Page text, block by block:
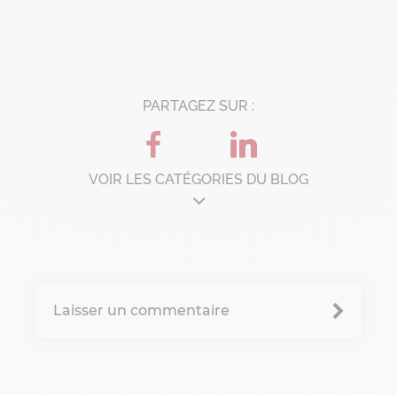
PARTAGEZ SUR :
VOIR LES CATÉGORIES DU BLOG
Change management
Laisser un commentaire